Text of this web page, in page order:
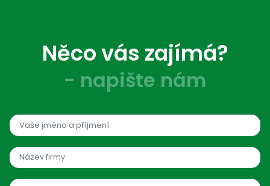
Něco vás zajímá?
- napište nám